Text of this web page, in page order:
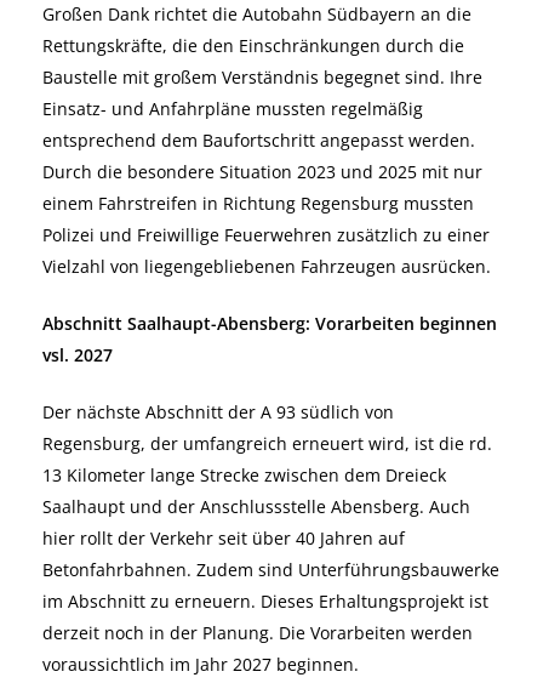
Großen Dank richtet die Autobahn Südbayern an die
Rettungskräfte, die den Einschränkungen durch die
Baustelle mit großem Verständnis begegnet sind. Ihre
Einsatz- und Anfahrpläne mussten regelmäßig
entsprechend dem Baufortschritt angepasst werden.
Durch die besondere Situation 2023 und 2025 mit nur
einem Fahrstreifen in Richtung Regensburg mussten
Polizei und Freiwillige Feuerwehren zusätzlich zu einer
Vielzahl von liegengebliebenen Fahrzeugen ausrücken.
Abschnitt Saalhaupt-Abensberg: Vorarbeiten beginnen
vsl. 2027
Der nächste Abschnitt der A 93 südlich von
Regensburg, der umfangreich erneuert wird, ist die rd.
13 Kilometer lange Strecke zwischen dem Dreieck
Saalhaupt und der Anschlussstelle Abensberg. Auch
hier rollt der Verkehr seit über 40 Jahren auf
Betonfahrbahnen. Zudem sind Unterführungsbauwerke
im Abschnitt zu erneuern. Dieses Erhaltungsprojekt ist
derzeit noch in der Planung. Die Vorarbeiten werden
voraussichtlich im Jahr 2027 beginnen.